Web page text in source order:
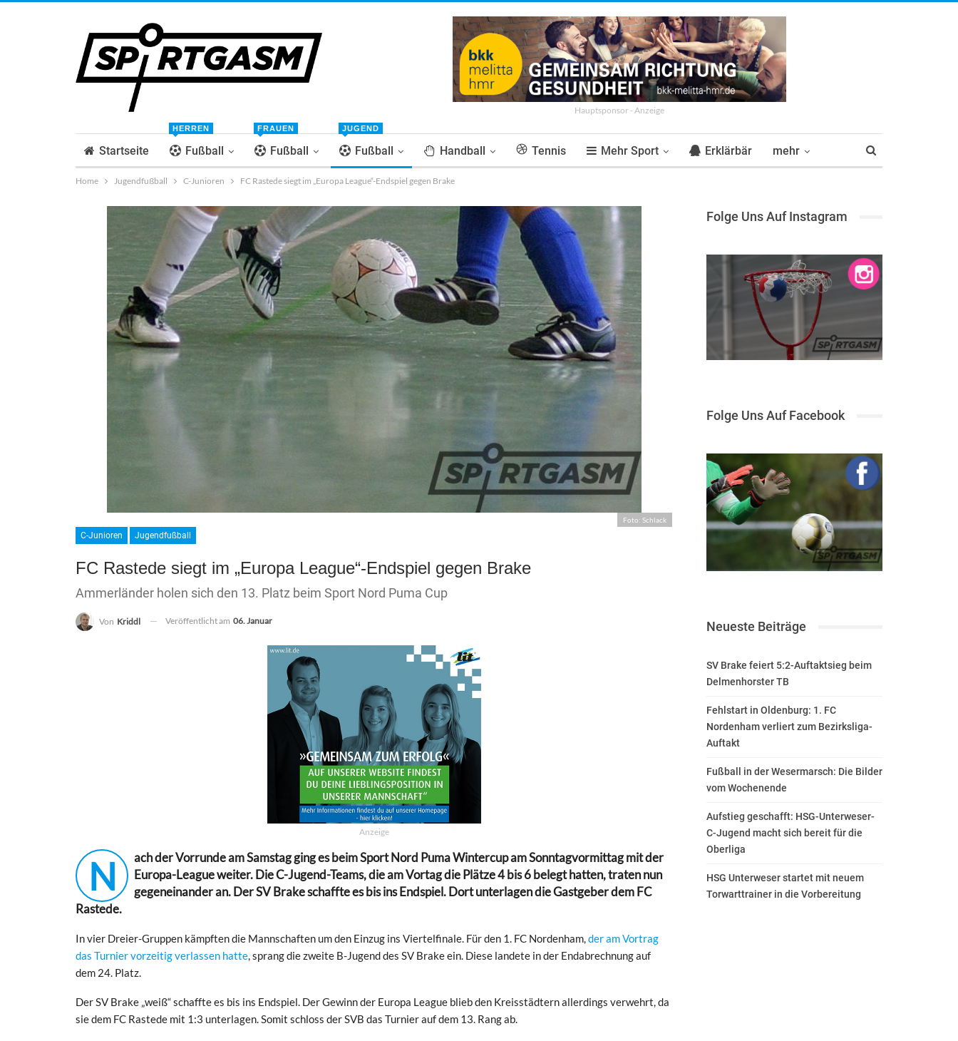
Hauptsponsor - Anzeige
Startseite Fußball
HERREN
Fußball
FRAUEN
Fußball
JUGEND
Handball Tennis Mehr Sport Erklärbär mehr
Home Jugendfußball C-Junioren FC Rastede siegt im „Europa League“-Endspiel gegen Brake
Foto: Schlack
C-Junioren Jugendfußball
FC Rastede siegt im „Europa League“-Endspiel gegen Brake
Ammerländer holen sich den 13. Platz beim Sport Nord Puma Cup
Von Kriddl Veröffentlicht am 06. Januar
Anzeige
N
ach der Vorrunde am Samstag ging es beim Sport Nord Puma Wintercup am Sonntagvormittag mit der
Europa-League weiter. Die C-Jugend-Teams, die am Vortag die Plätze 4 bis 6 belegt hatten, traten nun
gegeneinander an. Der SV Brake schaffte es bis ins Endspiel. Dort unterlagen die Gastgeber dem FC
Rastede.
In vier Dreier-Gruppen kämpften die Mannschaften um den Einzug ins Viertelfinale. Für den 1. FC Nordenham,der am Vortrag
das Turnier vorzeitig verlassen hatte, sprang die zweite B-Jugend des SV Brake ein. Diese landete in der Endabrechnung auf
dem 24. Platz.
Der SV Brake „weiß“ schaffte es bis ins Endspiel. Der Gewinn der Europa League blieb den Kreisstädtern allerdings verwehrt, da
sie dem FC Rastede mit 1:3 unterlagen. Somit schloss der SVB das Turnier auf dem 13. Rang ab.
Folge Uns Auf Instagram
Folge Uns Auf Facebook
Neueste Beiträge
SV Brake feiert 5:2-Auftaktsieg beim
Delmenhorster TB
Fehlstart in Oldenburg: 1. FC
Nordenham verliert zum Bezirksliga-
Auftakt
Fußball in der Wesermarsch: Die Bilder
vom Wochenende
Aufstieg geschafft: HSG-Unterweser-
C-Jugend macht sich bereit für die
Oberliga
HSG Unterweser startet mit neuem
Torwarttrainer in die Vorbereitung